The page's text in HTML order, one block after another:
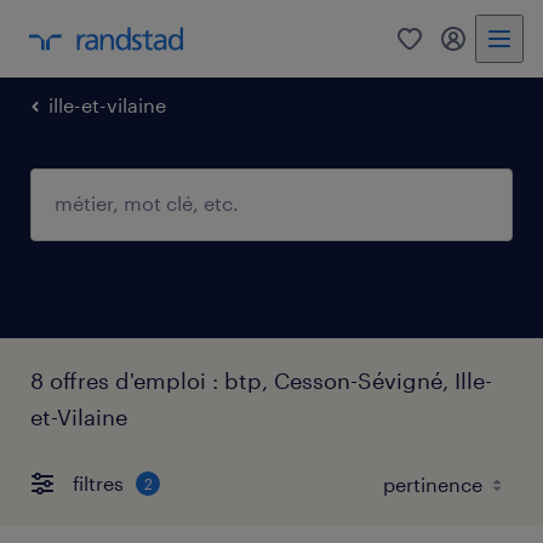
0 mon
ille-et-vilaine
8 offres d'emploi : btp, Cesson-Sévigné, Ille-
et-Vilaine
filtres 2